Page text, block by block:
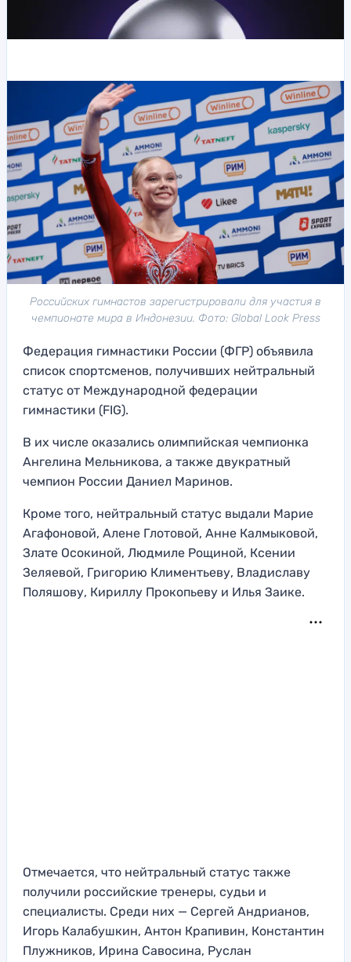
Российских гимнастов зарегистрировали для участия в
чемпионате мира в Индонезии. Фото: Global Look Press
Федерация гимнастики России (ФГР) объявила
список спортсменов, получивших нейтральный
статус от Международной федерации
гимнастики (FIG).
В их числе оказались олимпийская чемпионка
Ангелина Мельникова, а также двукратный
чемпион России Даниел Маринов.
Кроме того, нейтральный статус выдали Марие
Агафоновой, Алене Глотовой, Анне Калмыковой,
Злате Осокиной, Людмиле Рощиной, Ксении
Зеляевой, Григорию Климентьеву, Владиславу
Поляшову, Кириллу Прокопьеву и Илья Заике.
Отмечается, что нейтральный статус также
получили российские тренеры, судьи и
специалисты. Среди них — Сергей Андрианов,
Игорь Калабушкин, Антон Крапивин, Константин
Плужников, Ирина Савосина, Руслан